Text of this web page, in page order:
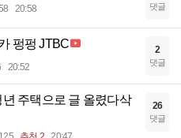
20:58 댓글
펑펑 JTBC
20:52
2
댓글
주택으로 글 올렸다삭
26
댓글